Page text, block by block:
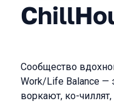
Сообщество
Work/Life Balance —
воркают, ко-